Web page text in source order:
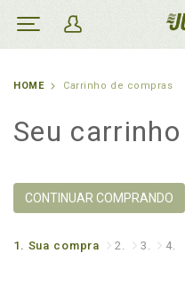
HOME Carrinho de compras
Seu carrinho
CONTINUAR COMPRANDO
1. Sua compra 2. 3. 4.